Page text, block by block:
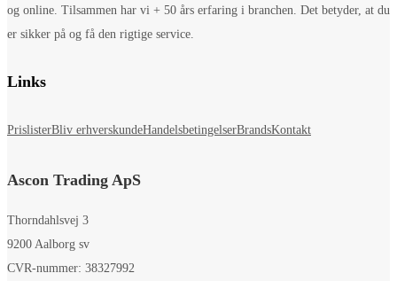
og online. Tilsammen har vi + 50 års erfaring i branchen. Det betyder, at du
er sikker på og få den rigtige service.
Links
PrislisterBliv erhverskundeHandelsbetingelserBrandsKontakt
Ascon Trading ApS
Thorndahlsvej 3
9200 Aalborg sv
CVR-nummer: 38327992